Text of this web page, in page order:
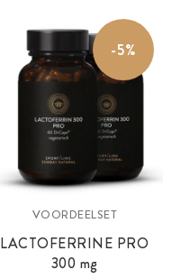
-5%
VOORDEELSET
LACTOFERRINE PRO
300 mg